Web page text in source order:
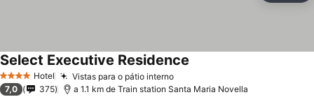
4 EstrelasHotel Vistas para o pátio internoVer preços
Select Executive Residence
7,0 375 a 1.1 km de Train station Santa Maria Novella